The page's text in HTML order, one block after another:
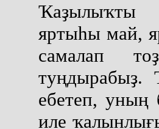
яртыһы май,
самалап
туңдырабыҙ.
ебетеп,
иле